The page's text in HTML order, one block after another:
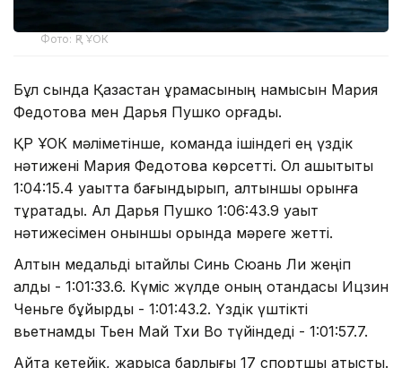
Фото: ҚР ҰОК
Бұл сында Қазақстан құрамасының намысын Мария
Федотова мен Дарья Пушко қорғады.
ҚР ҰОК мәліметінше, команда ішіндегі ең үздік
нәтижені Мария Федотова көрсетті. Ол қашықтықты
1:04:15.4 уақытта бағындырып, алтыншы орынға
тұрақтады. Ал Дарья Пушко 1:06:43.9 уақыт
нәтижесімен оныншы орында мәреге жетті.
Алтын медальді қытайлық Синь Сюань Ли жеңіп
алды - 1:01:33.6. Күміс жүлде оның отандасы Ицзин
Ченьге бұйырды - 1:01:43.2. Үздік үштікті
вьетнамдық Тьен Май Тхи Во түйіндеді - 1:01:57.7.
Айта кетейік, жарысқа барлығы 17 спортшы қатысты.